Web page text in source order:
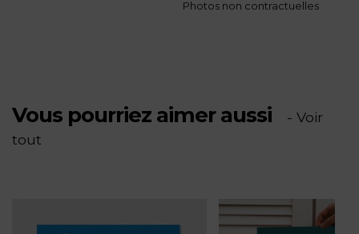
-
PV
Photos non contractuelles
Vous pourriez aimer aussi
- Voir
tout